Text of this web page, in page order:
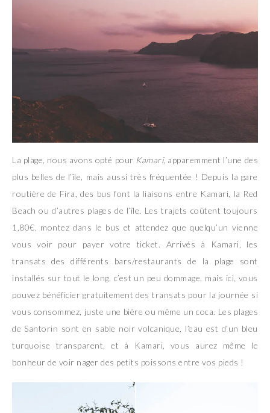
La plage, nous avons opté pour Kamari, apparemment l’une des
plus belles de l’île, mais aussi très fréquentée ! Depuis la gare
routière de Fira, des bus font la liaisons entre Kamari, la Red
Beach ou d’autres plages de l’île. Les trajets coûtent toujours
1,80€, montez dans le bus et attendez que quelqu’un vienne
vous voir pour payer votre ticket. Arrivés à Kamari, les
transats des différents bars/restaurants de la plage sont
installés sur tout le long, c’est un peu dommage, mais ici, vous
pouvez bénéficier gratuitement des transats pour la journée si
vous consommez, juste une bière ou même un coca. Les plages
de Santorin sont en sable noir volcanique, l’eau est d’un bleu
turquoise transparent, et à Kamari, vous aurez même le
bonheur de voir nager des petits poissons entre vos pieds !